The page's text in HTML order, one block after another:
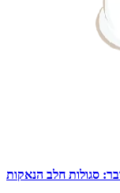
סגולות חלב הנאקות